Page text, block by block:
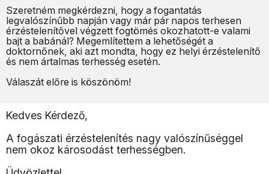
Szeretném megkérdezni, hogy a fogantatás
legvalószínűbb napján vagy már pár napos terhesen
érzéstelenítővel végzett fogtömés okozhatott-e valami
bajt a babánál? Megemlítettem a lehetőségét a
doktornőnek, aki azt mondta, hogy ez helyi érzéstelenítő
és nem ártalmas terhesség esetén.
Válaszát előre is köszönöm!
Kedves Kérdező,
A fogászati érzéstelenítés nagy valószínűséggel
nem okoz károsodást terhességben.